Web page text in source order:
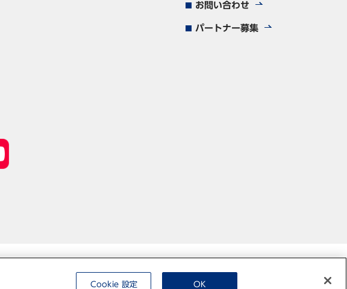
お問い合わせ
パートナー募集
Cookie 設定 OK